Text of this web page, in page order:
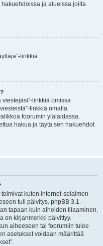
hakuehdoissa ja alueissa joilta
linkkiä.
viestejäsi”-linkkiä omissa
linkkiä omalla
foorumin ylälaidassa.
hakua ja täytä sen hakuehdot
kuten internet-selaimen
tuli päivitys. phpBB 3.1 -
tapaan kuin aiheiden tilaaminen.
on kirjanmerkki päivittyy.
aiheeseen tai foorumiin tulee
asetukset voidaan määrittää